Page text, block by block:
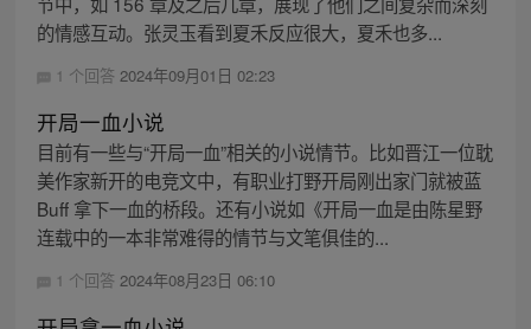
的情感互动。张灵玉看到夏禾反应很大，夏禾也多...
1 个回答 2024年09月01日 02:23
开局一血小说
目前有一些与“开局一血”相关的小说情节。比如晋江一位耽
美作家新开的电竞文中，有职业打野开局刚出家门就被蓝
Buff 拿下一血的桥段。还有小说如《开局一血是由陈星野
连载中的一本非常难得的情节与文笔俱佳的...
1 个回答 2024年08月23日 06:10